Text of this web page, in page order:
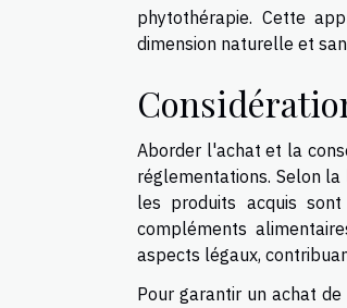
phytothérapie. Cette
dimension naturelle et
Aborder l'achat et la
réglementations. Selon
les produits acquis
compléments
aspects légaux,
Pour garantir un achat